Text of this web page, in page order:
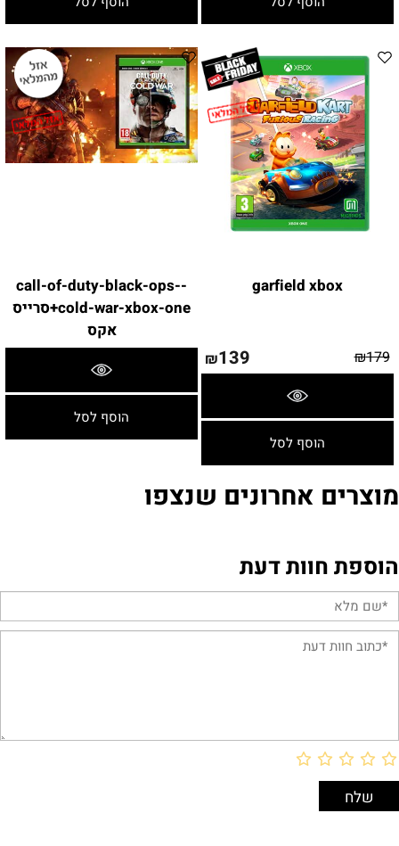
garfield xbox
₪179
₪139
הוסף לסל
-call-of-duty-black-ops-
cold-war-xbox-one+סרייס
אקס
הוסף לסל
מוצרים אחרונים שנצפו
הוספת חוות דעת